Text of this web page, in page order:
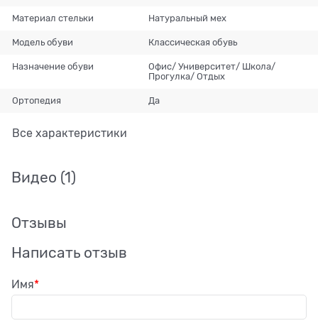
Материал стельки Натуральный мех
Модель обуви Классическая обувь
Назначение обуви
Офис/ Университет/ Школа/
Прогулка/ Отдых
Ортопедия Да
Все характеристики
Видео (1)
Отзывы
Написать отзыв
Имя